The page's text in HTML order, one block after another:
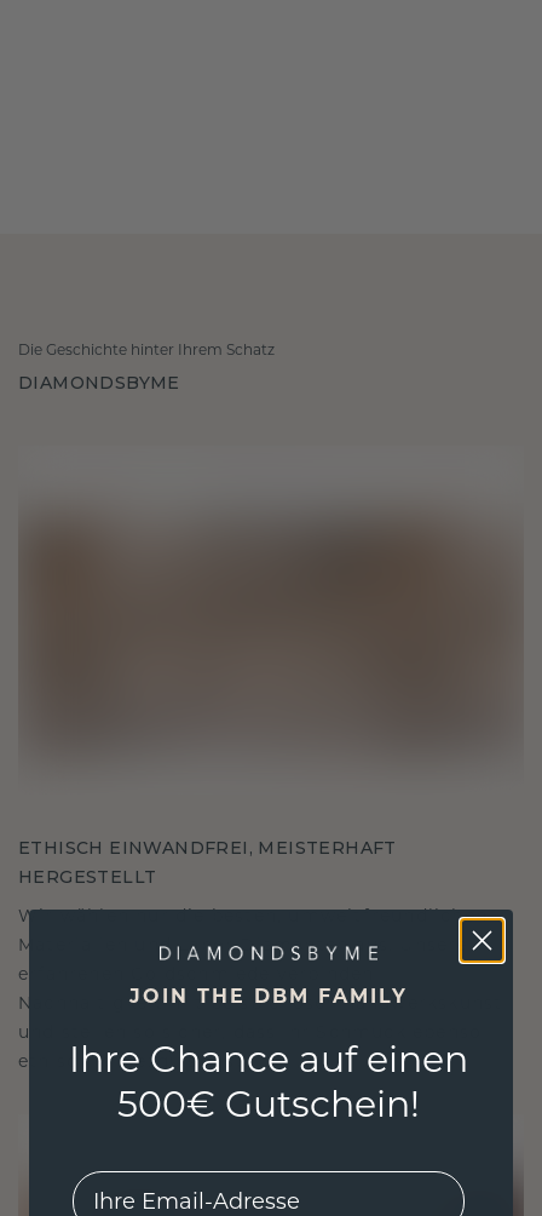
Die Geschichte hinter Ihrem Schatz
DIAMONDSBYME
ETHISCH EINWANDFREI, MEISTERHAFT
HERGESTELLT
Wir wählen nur die besten, umweltfreundlichen
Materialien und Labor Diamanten aus. Unsere
erfahrenen Goldschmiede verbinden
Nachhaltigkeit mit beispielloser Handwerkskunst
und stellen so sicher, dass Ihr Schmuck ebenso
ethisch wie exquisit ist.
JOIN THE DBM FAMILY
Ihre Chance auf einen
500€ Gutschein!
EMail